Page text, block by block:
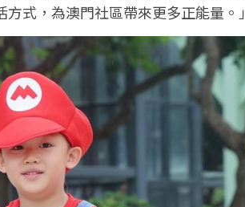
式，為澳門社區帶來更多正能量。」